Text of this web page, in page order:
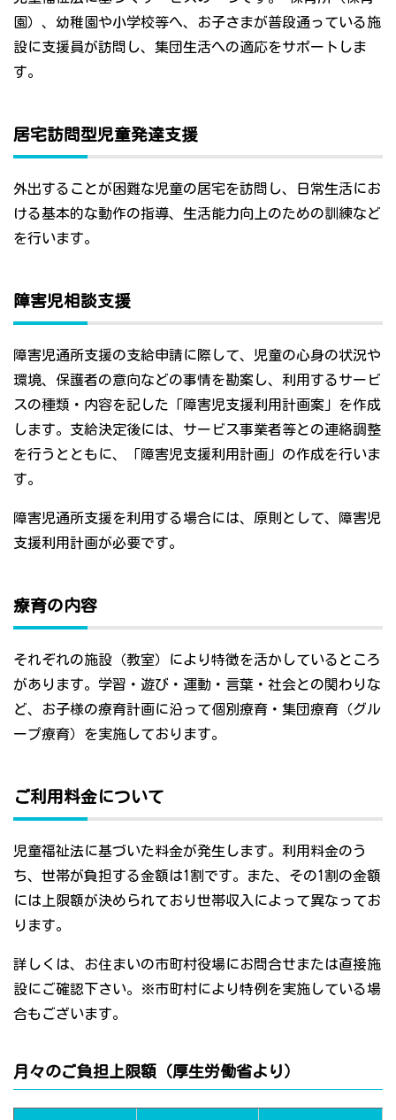
園）、幼稚園や小学校等へ、お子さまが普段通っている施
設に支援員が訪問し、集団生活への適応をサポートしま
す。
居宅訪問型児童発達支援
外出することが困難な児童の居宅を訪問し、日常生活にお
ける基本的な動作の指導、生活能力向上のための訓練など
を行います。
障害児相談支援
障害児通所支援の支給申請に際して、児童の心身の状況や
環境、保護者の意向などの事情を勘案し、利用するサービ
スの種類・内容を記した「障害児支援利用計画案」を作成
します。支給決定後には、サービス事業者等との連絡調整
を行うとともに、「障害児支援利用計画」の作成を行いま
す。
障害児通所支援を利用する場合には、原則として、障害児
支援利用計画が必要です。
療育の内容
それぞれの施設（教室）により特徴を活かしているところ
があります。学習・遊び・運動・言葉・社会との関わりな
ど、お子様の療育計画に沿って個別療育・集団療育（グル
ープ療育）を実施しております。
ご利用料金について
児童福祉法に基づいた料金が発生します。利用料金のう
ち、世帯が負担する金額は1割です。また、その1割の金額
には上限額が決められており世帯収入によって異なってお
ります。
詳しくは、お住まいの市町村役場にお問合せまたは直接施
設にご確認下さい。※市町村により特例を実施している場
合もございます。
月々のご負担上限額（厚生労働省より）